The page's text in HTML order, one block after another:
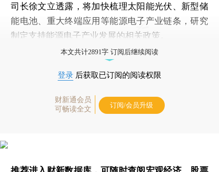
司长徐文立透露，将加快梳理太阳能光伏、新型储
能电池、重大终端应用等能源电子产业链条，研究
制定支持能源电子产业发展的相关政策。
本文共计2891字 订阅后继续阅读
登录 后获取已订阅的阅读权限
财新通会员
可畅读全文
订阅/会员升级